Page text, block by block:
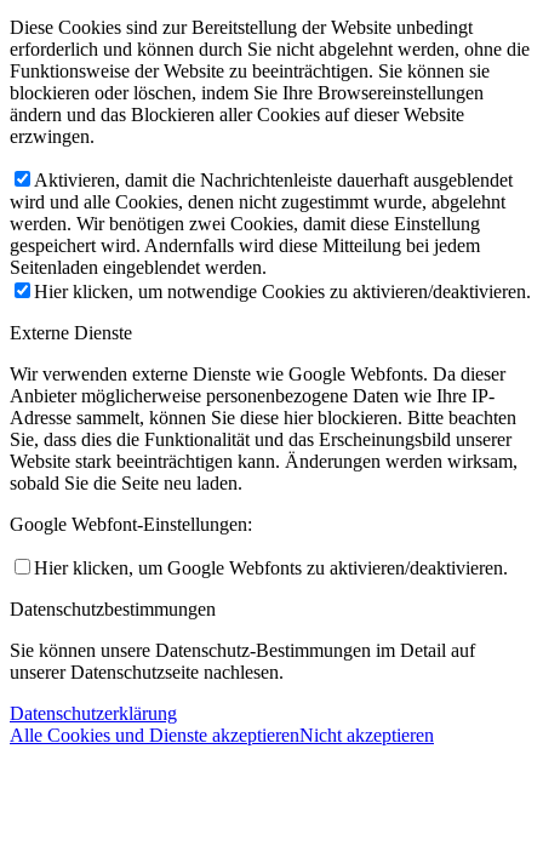
Diese Cookies sind zur Bereitstellung der Website unbedingt
erforderlich und können durch Sie nicht abgelehnt werden, ohne die
Funktionsweise der Website zu beeinträchtigen. Sie können sie
blockieren oder löschen, indem Sie Ihre Browsereinstellungen
ändern und das Blockieren aller Cookies auf dieser Website
erzwingen.
Aktivieren, damit die Nachrichtenleiste dauerhaft ausgeblendet
wird und alle Cookies, denen nicht zugestimmt wurde, abgelehnt
werden. Wir benötigen zwei Cookies, damit diese Einstellung
gespeichert wird. Andernfalls wird diese Mitteilung bei jedem
Seitenladen eingeblendet werden.
Hier klicken, um notwendige Cookies zu aktivieren/deaktivieren.
Externe Dienste
Wir verwenden externe Dienste wie Google Webfonts. Da dieser
Anbieter möglicherweise personenbezogene Daten wie Ihre IP-
Adresse sammelt, können Sie diese hier blockieren. Bitte beachten
Sie, dass dies die Funktionalität und das Erscheinungsbild unserer
Website stark beeinträchtigen kann. Änderungen werden wirksam,
sobald Sie die Seite neu laden.
Google Webfont-Einstellungen:
Hier klicken, um Google Webfonts zu aktivieren/deaktivieren.
Datenschutzbestimmungen
Sie können unsere Datenschutz-Bestimmungen im Detail auf
unserer Datenschutzseite nachlesen.
Datenschutzerklärung
Alle Cookies und Dienste akzeptierenNicht akzeptieren